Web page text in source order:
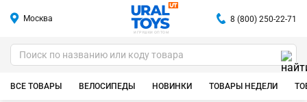
Москва
ИГРУШКИ ОПТОМ
8 (800) 250-22-71
ВСЕ ТОВАРЫ ВЕЛОСИПЕДЫ НОВИНКИ ТОВАРЫ НЕДЕЛИ